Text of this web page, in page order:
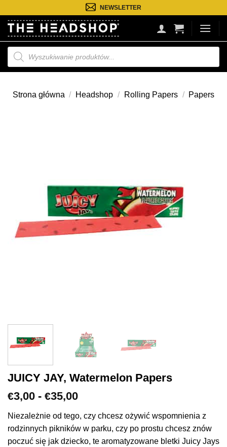
do
treści
NEWSLETTER
Wyszukiwarka
produktów
Strona główna / Headshop / Rolling Papers / Papers
JUICY JAY, Watermelon Papers
€3,00 - €35,00Zakres
€3,00
do
€35,00
Niezależnie od tego, czy chcesz ożywić wspomnienia z
rodzinnych pikników w parku, czy po prostu chcesz znów
poczuć się jak dziecko, te aromatyzowane bletki Juicy Jays